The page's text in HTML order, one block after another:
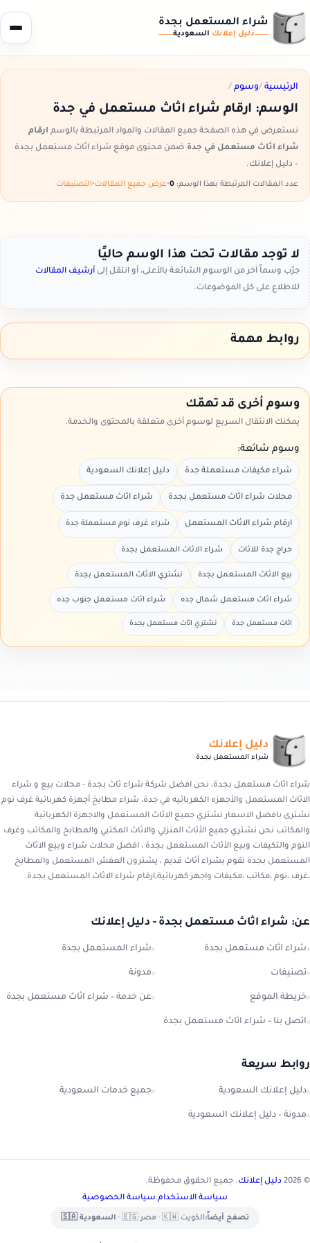
شراء المستعمل بجدة
دليل إعلانك السعودية
الرئيسية /وسوم /
الوسم: ارقام شراء اثاث مستعمل في جدة
نستعرض في هذه الصفحة جميع المقالات والمواد المرتبطة بالوسم ارقام
شراء اثاث مستعمل في جدة ضمن محتوى موقع شراء اثاث مستعمل بجدة
– دليل إعلانك.
عدد المقالات المرتبطة بهذا الوسم: •عرض جميع المقالات•التصنيفات
لا توجد مقالات تحت هذا الوسم حاليًا
جرّب وسماً آخر من الوسوم الشائعة بالأعلى، أو انتقل إلى أرشيف المقالات
للاطلاع على كل الموضوعات.
روابط مهمة
وسوم أخرى قد تهمّك
يمكنك الانتقال السريع لوسوم أخرى متعلقة بالمحتوى والخدمة.
وسوم شائعة:
شراء مكيفات مستعملة جدة دليل إعلانك السعودية
محلات شراء اثاث مستعمل بجدة شراء اثاث مستعمل جدة
ارقام شراء الاثاث المستعمل شراء غرف نوم مستعملة جدة
حراج جدة للاثاث شراء الاثاث المستعمل بجدة
بيع الاثاث المستعمل بجدة نشتري الاثاث المستعمل بجدة
شراء اثاث مستعمل شمال جده شراء اثاث مستعمل جنوب جده
اثاث مستعمل جدة نشتري اثاث مستعمل بجدة
دليل إعلانك
شراء المستعمل بجدة
شراء اثاث مستعمل بجدة، نحن افضل شركة شراء ثاث بجدة - محلات بيع و شراء
الاثاث المستعمل والأجهزه الكهربائيه في جدة، شراء مطابخ أجهزة كهربائية غرف نوم
نشترى بافضل الاسعار نشتري جميع الاثاث المستعمل والاجهزة الكهربائية
والمكاتب نحن نشتري جميع الأثاث المنزلي والاثاث المكتبي والمطابخ والمكاتب وغرف
النوم والتكيفات وبيع الأثاث المستعمل بجدة ، افضل محلات شراء وبيع الاثاث
المستعمل بجدة نقوم بشراء أثاث قديم ، يشترون العفش المستعمل والمطابخ
،غرف ،نوم ،مكاتب ،مكيفات واجهز كهربائية,ارقام شراء الاثاث المستعمل بجدة.
عن: شراء اثاث مستعمل بجدة - دليل إعلانك
شراء اثاث مستعمل بجدة شراء المستعمل بجدة
تصنيفات مدونة
خريطة الموقع عن خدمة – شراء اثاث مستعمل بجدة
اتصل بنا – شراء اثاث مستعمل بجدة
روابط سريعة
دليل إعلانك السعودية جميع خدمات السعودية
مدونة – دليل إعلانك السعودية
© 2026 دليل إعلانك. جميع الحقوق محفوظة.
سياسة الاستخدام سياسة الخصوصية
تصفح أيضاً:الكويت 🇰🇼 • مصر 🇪🇬 • السعودية 🇸🇦